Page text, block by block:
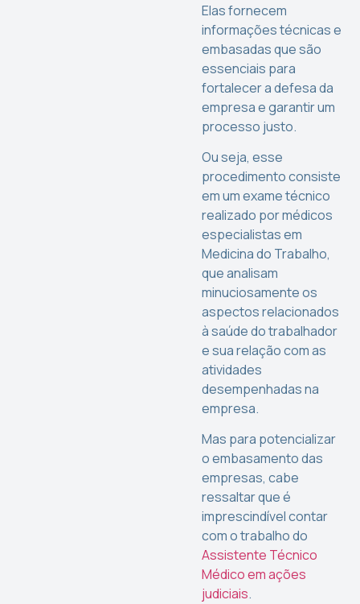
Elas fornecem
informações técnicas e
embasadas que são
essenciais para
fortalecer a defesa da
empresa e garantir um
processo justo.
Ou seja, esse
procedimento consiste
em um exame técnico
realizado por médicos
especialistas em
Medicina do Trabalho,
que analisam
minuciosamente os
aspectos relacionados
à saúde do trabalhador
e sua relação com as
atividades
desempenhadas na
empresa.
Mas para potencializar
o embasamento das
empresas, cabe
ressaltar que é
imprescindível contar
com o trabalho do
Assistente Técnico
Médico em ações
judiciais.